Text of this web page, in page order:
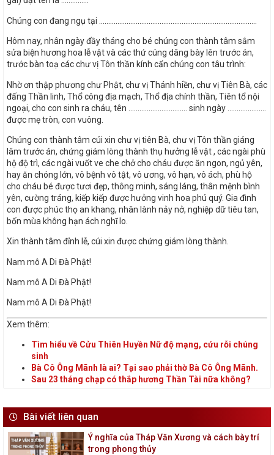
Chúng con đang ngụ tại …………………………………………………………………………..
Hôm nay, nhân ngày đầy tháng cho bé chúng con thành tâm sắm
sửa biện hương hoa lễ vật và các thứ cúng dâng bày lên trước án,
trước bàn toạ các chư vị Tôn thần kính cẩn chúng con tâu trình:
Nhờ ơn thập phương chư Phật, chư vị Thánh hiền, chư vị Tiên Bà, các
đấng Thần linh, Thổ công địa mạch, Thổ địa chính thần, Tiên tổ nội
ngoại, cho con sinh ra cháu, tên ………………………….. sinh ngày …………………
được mẹ tròn, con vuông.
Chúng con thành tâm cúi xin chư vị tiên Bà, chư vị Tôn thần giáng
lâm trước án, chứng giám lòng thành thụ hưởng lễ vật , các ngài phù
hộ độ trì, các ngài vuốt ve che chở cho cháu được ăn ngon, ngủ yên,
hay ăn chóng lớn, vô bệnh vô tật, vô ương, vô hạn, vô ách, phù hộ
cho cháu bé được tươi đẹp, thông minh, sáng láng, thân mệnh bình
yên, cường tráng, kiếp kiếp được hưởng vinh hoa phú quý. Gia đình
con được phúc thọ an khang, nhân lành nảy nở, nghiệp dữ tiêu tan,
bốn mùa không hạn ách nghĩ lo.
Xin thành tâm đỉnh lễ, cúi xin được chứng giám lòng thành.
Nam mô A Di Đà Phật!
Nam mô A Di Đà Phật!
Nam mô A Di Đà Phật!
Xem thêm:
Tìm hiểu về Cửu Thiên Huyền Nữ độ mạng, cứu rỗi chúng
sinh
Bà Cô Ông Mãnh là ai? Tại sao phải thờ Bà Cô Ông Mãnh.
Sau 23 tháng chạp có thắp hương Thần Tài nữa không?
Bài viết liên quan
Ý nghĩa của Tháp Văn Xương và cách bày trí
trong phong thủy